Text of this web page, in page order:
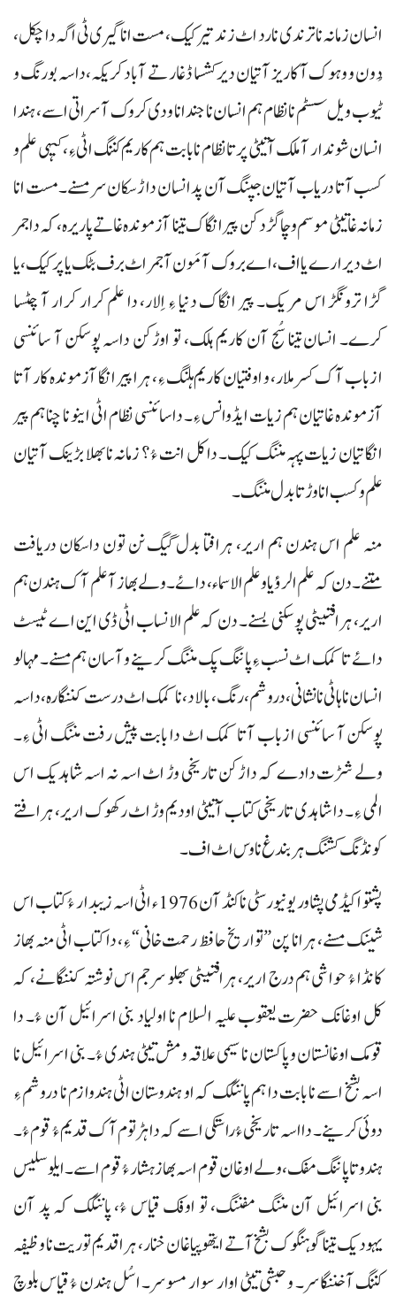
انسان زمانہ نا ترندی نا رد اٹ زند تیر کیک، مست انا گیری ٹی اگہ دا چکل،
دُون و وہوک آ کاریز آتیان دیر کشسا ڈغار تے آباد کریکہ، داسہ بورنگ و
ٹیوب ویل سسٹم نا نظام ہم انسان نا جندانا ودی کروک آسراتی اسے، ہندا
انسان شوندار آ ملک آتیٹی پر تا نظام نا بابت ہم کاریم کننگ اٹی ءِ، کیہی علم و
کسب آتا دریاب آتیان جپنگ آن پد انسان داڑسکان سر مسنے۔ مست انا
زمانہ غاتیٹی موسم و چاگڑد کن پیر انگاک تینا آزموندہ غاتے پاریرہ، کہ دا جمر
اٹ دیر ارے یا اف، اے بروک آ مَون آ جمر اٹ برف بٹک یا پر کیک، یا
گڑا ترونگڑ اس مریک۔ پیر انگاک دنیا ءِ اِلار، دا علم کرار کرار آ چٹسا
کرے۔ انسان تینا سُج آن کاریم ہلک، تو اوڑکن داسہ پوسکن آ سائنسی
ازباب آک کسر ملار، و اوفتیان کاریم ہلنگ ءِ، ہرا پیر انگا آزموندہ کار آتا
آزموندہ غاتیان ہم زیات ایڈوانس ءِ۔ دا سائنسی نظام اٹی اینو نا چنا ہم پیر
انگا تیان زیات پہہ مننگ کیک۔ دا کل انت ءُ؟ زمانہ نا بھلا بڑینک آتیان
علم وکسب انا وڑ تا بدل مننگ۔
منہ علم اس ہندن ہم اریر، ہرافتا بدل گیگ نن تون داسکان دریافت
متنے۔ دن کہ علم الرؤیا و علم الاسماء، دائے۔ ولے بھاز آ علم آک ہندن ہم
اریر، ہرافتیٹی پوسکنی بسنے۔ دن کہ علم الانساب اٹی ڈی این اے ٹیسٹ
دائے تا کمک اٹ نسب ءِ پاننگ پک مننگ کرینے و آسان ہم مسنے۔ مہالو
انسان نا ہاٹی نا نشانی، دروشم، رنگ، بالاد، نا کمک اٹ درست کننگارہ، داسہ
پوسکن آ سائنسی ازباب آتا کمک اٹ دا بابت پیش رفت مننگ اٹی ءِ۔
ولے شڑت دادے کہ داڑکن تاریخی وڑ اٹ اسہ نہ اسہ شاہدیک اس
المی ءِ۔ دا شاہدی تاریخی کتاب آتیٹی اودیم وڑ اٹ رکھوک اریر، ہرافتے
کونڈنگ کشنگ ہر بندغ نا وس اٹ اف۔
پشتو اکیڈمی پشاور یونیورسٹی نا کنڈ آن 1976ء اٹی اسہ زیبدار ءُ کتاب اس
شینک مسنے، ہرانا پن ”تواریخ حافظ رحمت خانی“ ءِ، دا کتاب اٹی منہ بھاز
کانڈا ءُ حواشی ہم درج اریر، ہرافتیٹی بھلو سرجم اس نوشتہ کننگانے، کہ
کل اوغانک حضرت یعقوب علیہ السلام نا اولیاد بنی اسرائیل آن ءُ۔ دا
قومک اوغانستان و پاکستان نا سیمی علاقہ و مش تیٹی ہندی ءُ۔ بنی اسرائیل نا
اسہ بشخ اسے نا بابت دا ہم پاننگک کہ او ہندوستان اٹی ہندوازم نا دروشم ءِ
دوئی کرینے۔ دا اسہ تاریخی ءُ راستکی اسے کہ دا ہڑتوم آک قدیم ءُ قوم ءُ۔
ہندو تا پاننگ مفک، ولے اوغان قوم اسہ بھاز ہشار ءُ قوم اسے۔ ایلو سلیس
بنی اسرائیل آن مننگ مفننگ، تو اوفک قیاس ءُ، پاننگک کہ پد آن
یہودیک تینا گوہنگوک بشخ آتے ایتھوپیا غان خنار، ہرا قدیم توریت نا وظیفہ
کننگ آ خننگاسر۔ و حبشی تیٹی اوار سوار مسوسر۔ اسُل ہندن ءُ قیاس بلوچ